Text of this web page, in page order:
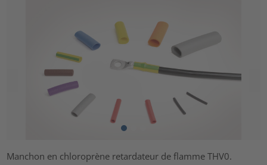
Manchon en chloroprène retardateur de flamme THV0.